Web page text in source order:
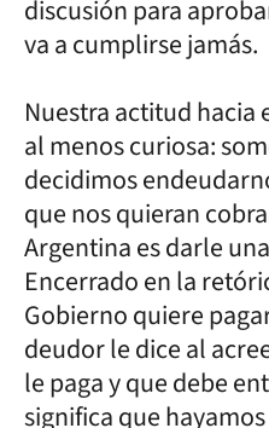
discusión para
va a cumplirse jamás.
Nuestra actitud hacia
al menos curiosa:
decidimos
que nos quieran
Argentina es darle
Encerrado en la
Gobierno quiere
deudor le dice al
le paga y que debe
significa que